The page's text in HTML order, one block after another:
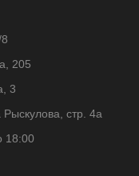
205
3
стр. 4а
18:00